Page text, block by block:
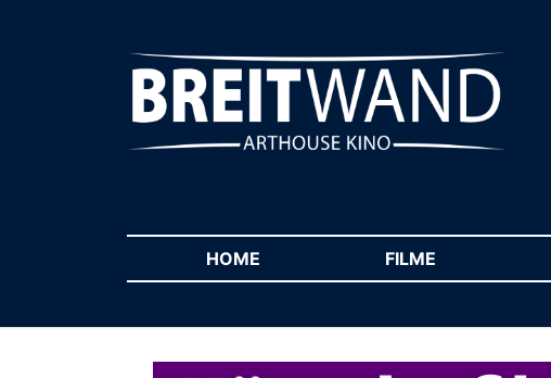
HOME FILME